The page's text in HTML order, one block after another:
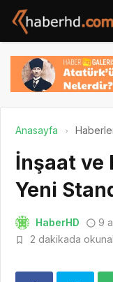
Anasayfa
İnşaat ve
Yeni
HaberHD 9
2 dakikada